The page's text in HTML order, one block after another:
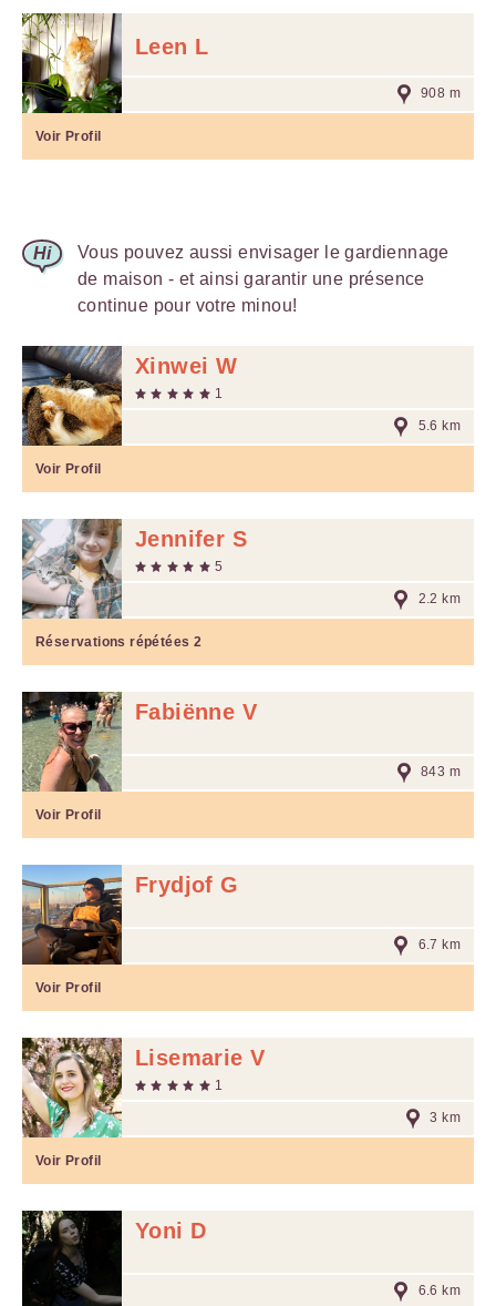
Leen L
908 m
Voir Profil
Vous pouvez aussi envisager le gardiennage
de maison - et ainsi garantir une présence
continue pour votre minou!
Xinwei W
1
5.6 km
Voir Profil
Jennifer S
5
2.2 km
Réservations répétées 2
Fabiënne V
843 m
Voir Profil
Frydjof G
6.7 km
Voir Profil
Lisemarie V
1
3 km
Voir Profil
Yoni D
6.6 km